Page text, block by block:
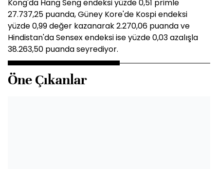
Kong'da Hang Seng endeksi yüzde 0,51 primle
27.737,25 puanda, Güney Kore'de Kospi endeksi
yüzde 0,99 değer kazanarak 2.270,06 puanda ve
Hindistan'da Sensex endeksi ise yüzde 0,03 azalışla
38.263,50 puanda seyrediyor.
Öne Çıkanlar